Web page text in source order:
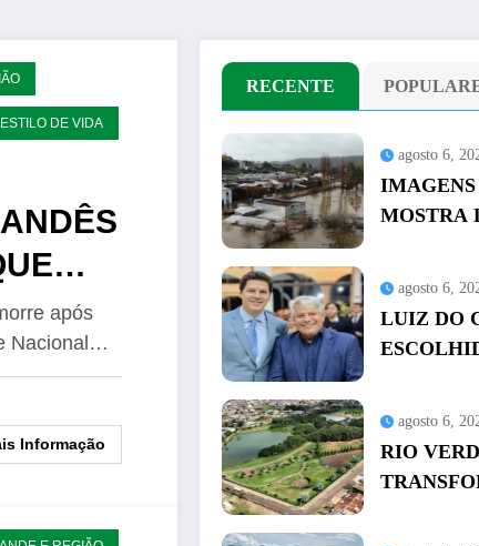
ESTILO DE VIDA
após
Nacional…
Informação
RECENTE
agosto 6,
MOSTRA
agosto 6,
LUIZ DO
agosto 6,
RIO